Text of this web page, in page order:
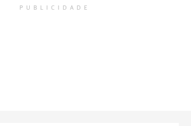
PUBLICIDADE